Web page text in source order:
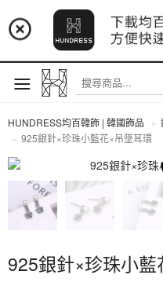
📢 市集預告
📢 市集預告：9/
📢 市集預告：8/
註冊
HUNDRESS均百韓飾 | 韓國飾品
925銀針×珍珠小藍花×吊墜耳環
全部商品
925銀針×珍珠小